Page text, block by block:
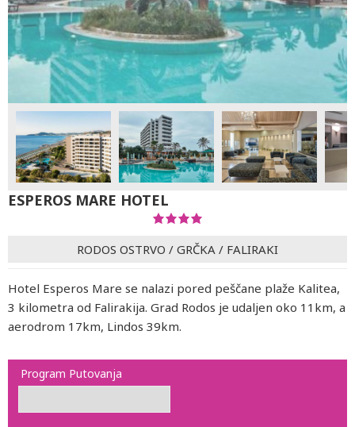
ESPEROS MARE HOTEL
RODOS OSTRVO / GRČKA / FALIRAKI
Hotel Esperos Mare se nalazi pored peščane plaže Kalitea,
3 kilometra od Falirakija. Grad Rodos je udaljen oko 11km, a
aerodrom 17km, Lindos 39km.
Program Putovanja